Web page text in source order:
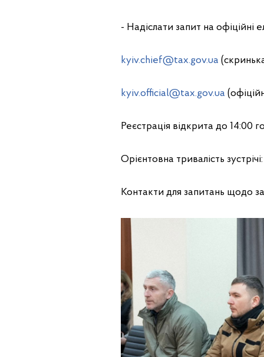
- Надіслати запит на офіційні
kyiv.chief@tax.gov.ua
kyiv.official@tax.gov.ua
Реєстрація відкрита до 14:00
Орієнтовна тривалість
Контакти для запитань щодо